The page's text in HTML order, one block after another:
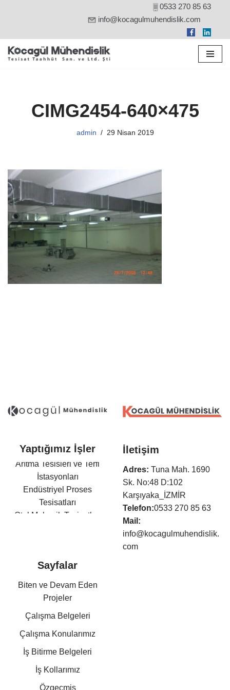
0533 270 85 63
info@kocagulmuhendislik.com
CIMG2454-640×475
admin 29 Nisan 2019
Yaptığımız İşler
Arıtma Tesisleri ve Terfi
İstasyonları
Endüstriyel Proses
Tesisatları
Otel Mekanik Tesisatları
Sıhhi Tesisat ve Yangın
Basınçlı Hava ve Buhar
Tesisatları
Kazan Dairesi Tesisatları
Kat Kaloriferi Tesisatları
Doğalgaz Tesisatları
Otomasyon Sistem
İletişim
Adres: Tuna Mah. 1690
Sk. No:48 D:102
Karşıyaka_İZMİR
Telefon:0533 270 85 63
Mail:
info@kocagulmuhendislik.
com
Sayfalar
Biten ve Devam Eden
Projeler
Çalışma Belgeleri
Çalışma Konularımız
İş Bitirme Belgeleri
İş Kollarımız
Özgeçmiş